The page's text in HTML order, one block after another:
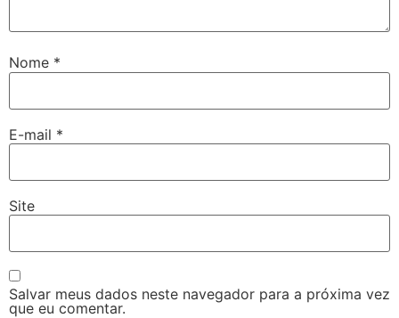
Nome *
E-mail *
Site
Salvar meus dados neste navegador para a próxima vez
que eu comentar.